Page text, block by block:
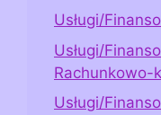
Usługi/
Usługi/
Rachunkowo-
Usługi/